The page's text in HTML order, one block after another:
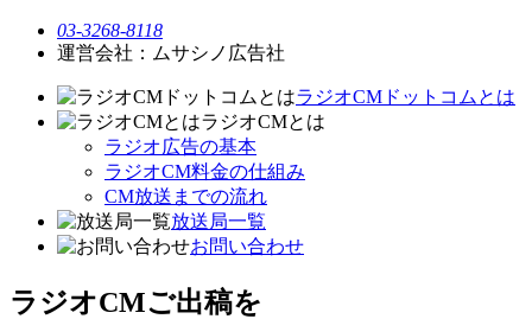
03-3268-8118
運営会社：ムサシノ広告社
ラジオCMドットコムとは
ラジオCMとは
ラジオ広告の基本
ラジオCM料金の仕組み
CM放送までの流れ
放送局一覧
お問い合わせ
ラジオCMご出稿を